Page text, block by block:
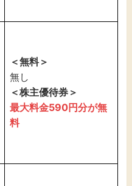
＜無料＞
無し
＜株主優待券＞
最大料金590円分が無
料